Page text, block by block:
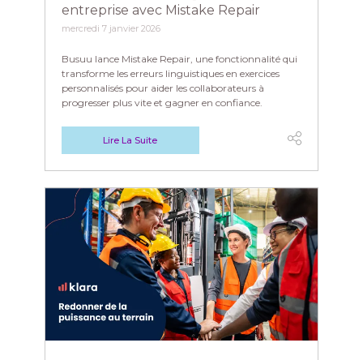
entreprise avec Mistake Repair
mercredi 7 janvier 2026
Busuu lance Mistake Repair, une fonctionnalité qui
transforme les erreurs linguistiques en exercices
personnalisés pour aider les collaborateurs à
progresser plus vite et gagner en confiance.
Lire La Suite